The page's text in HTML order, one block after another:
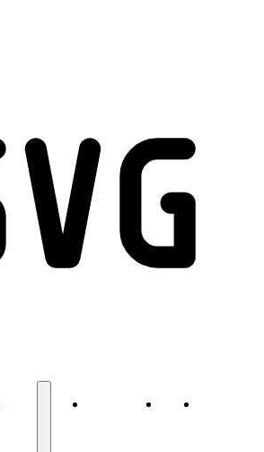
Sample Page Link 2